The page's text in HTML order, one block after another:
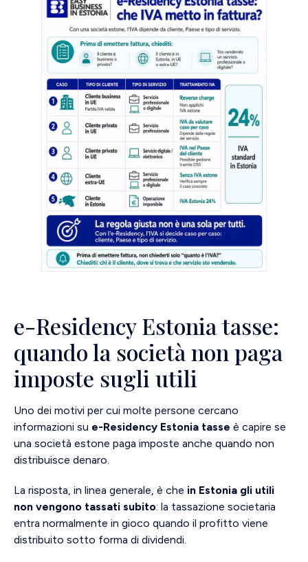
e-Residency Estonia tasse:
quando la società non paga
imposte sugli utili
Uno dei motivi per cui molte persone cercano
informazioni su e-Residency Estonia tasse è capire se
una società estone paga imposte anche quando non
distribuisce denaro.
La risposta, in linea generale, è che in Estonia gli utili
non vengono tassati subito: la tassazione societaria
entra normalmente in gioco quando il profitto viene
distribuito sotto forma di dividendi.